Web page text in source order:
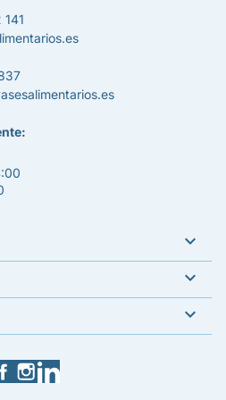
Facebook


